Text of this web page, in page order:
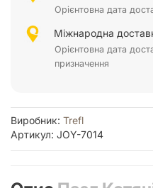
Орієнтовна дата
Міжнародна
Орієнтовна дата
призначення
Виробник: Trefl
Артикул: JOY-7014